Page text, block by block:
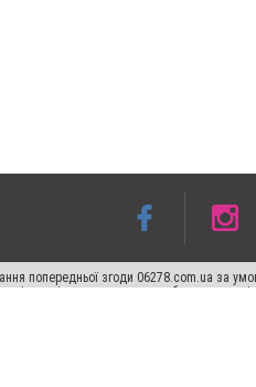
попередньої згоди 06278.com.ua за
статті не нижче другого абзацу в